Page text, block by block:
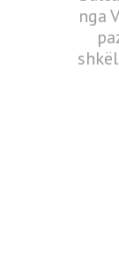
nga